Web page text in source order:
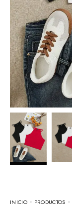
INICIO PRODUCTOS